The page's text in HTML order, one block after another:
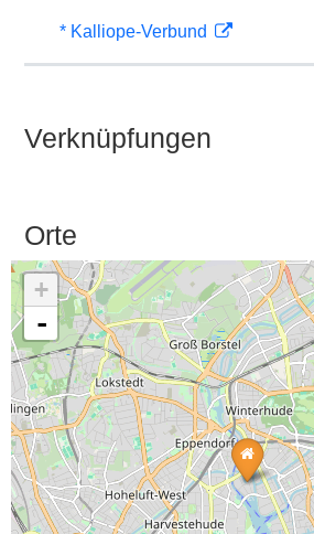
* Kalliope-Verbund
Verknüpfungen
Orte
+
-